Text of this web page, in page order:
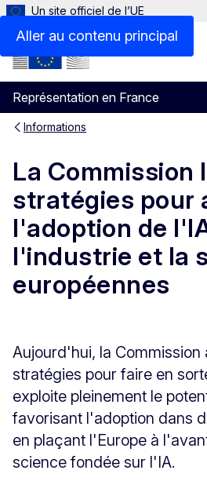
Aller au contenu principal
Un site officiel de l’UE
Représentation en France
Menu
Informations
La Commission
stratégies pour
l'adoption de
l'industrie et la
européennes
Aujourd'hui, la Commission
stratégies pour faire en
exploite pleinement le
favorisant l'adoption dans
en plaçant l'Europe à
science fondée sur l'IA.